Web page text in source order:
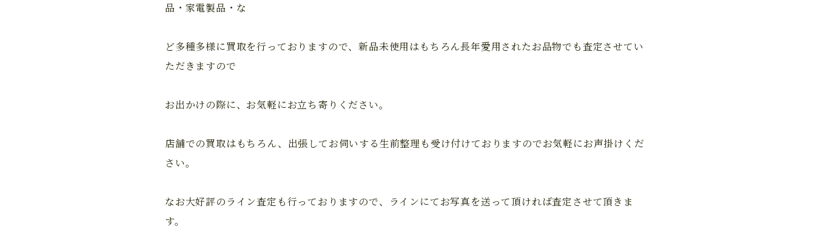
品・家電製品・な
ど多種多様に買取を行っておりますので、新品未使用はもちろん長年愛用されたお品物でも査定させてい
ただきますので
お出かけの際に、お気軽にお立ち寄りください。
店舗での買取はもちろん、出張してお伺いする生前整理も受け付けておりますのでお気軽にお声掛けくだ
さい。
なお大好評のライン査定も行っておりますので、ラインにてお写真を送って頂ければ査定させて頂きま
す。